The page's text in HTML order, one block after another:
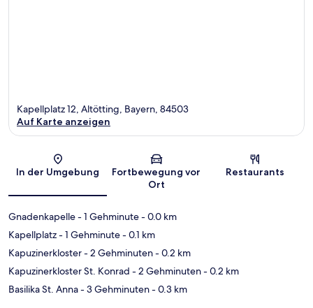
Karte
Kapellplatz 12, Altötting, Bayern, 84503
Auf Karte anzeigen
In der Umgebung
Fortbewegung vor
Ort
Restaurants
Gnadenkapelle- 1 Gehminute- 0.0 km
Kapellplatz- 1 Gehminute- 0.1 km
Kapuzinerkloster- 2 Gehminuten- 0.2 km
Kapuzinerkloster St. Konrad - 2 Gehminuten- 0.2 km
Basilika St. Anna- 3 Gehminuten- 0.3 km